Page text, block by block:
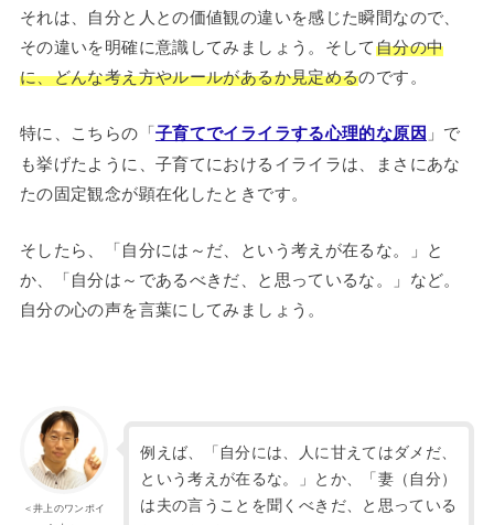
それは、自分と人との価値観の違いを感じた瞬間なので、
その違いを明確に意識してみましょう。そして自分の中
に、どんな考え方やルールがあるか見定めるのです。
特に、こちらの「子育てでイライラする心理的な原因 」で
も挙げたように、子育てにおけるイライラは、まさにあな
たの固定観念が顕在化したときです。
そしたら、「自分には～だ、という考えが在るな。」と
か、「自分は～であるべきだ、と思っているな。」など。
自分の心の声を言葉にしてみましょう。
＜井上のワンポイ
例えば、「自分には、人に甘えてはダメだ、
という考えが在るな。」とか、「妻（自分）
は夫の言うことを聞くべきだ、と思っている